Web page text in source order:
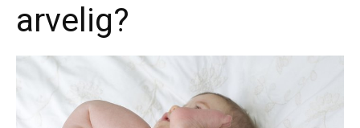
arvelig?